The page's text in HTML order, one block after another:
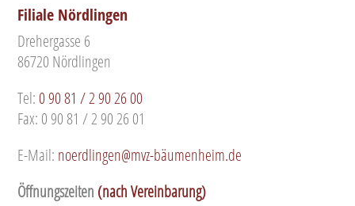
Filiale Nördlingen
Drehergasse 6
86720 Nördlingen
Tel:0 90 81 / 2 90 26 00
Fax: 0 90 81 / 2 90 26 01
E-Mail: noerdlingen@mvz-bäumenheim.de
Öffnungszeiten (nach Vereinbarung)